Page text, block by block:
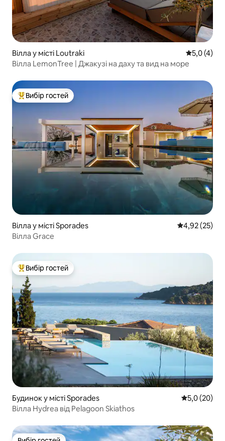
Вілла у місті Loutraki Середня
5,0 (4)
Вілла LemonTree | Джакузі на даху та вид на море
Топ вибір гостей
Вибір гостей
Вілла у місті Sporades Середня
4,92 (25)
Вілла Grace
Топ вибір гостей
Вибір гостей
Будинок у місті Sporades Середня
5,0 (20)
Вілла Hydrea від Pelagoon Skiathos